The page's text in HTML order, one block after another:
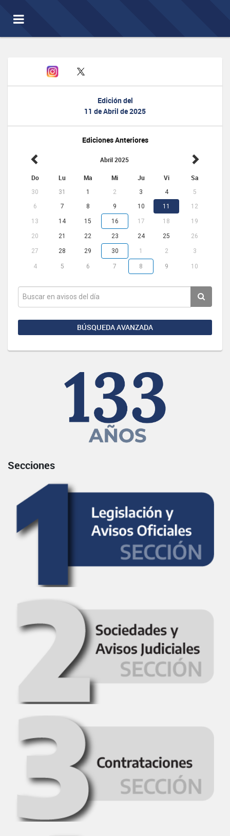
Toggle
navigation
Edición del
11 de Abril de 2025
Ediciones Anteriores
Abril 2025
Do Lu Ma Mi Ju Vi Sa
30 31 1 2 3 4
5
6
7 8 9 10 11 12
13 14 15 16 17 18 19
20 21 22 23 24 25 26
27 28 29 30 1 2 3
4 5 6 7 8 9 10
BÚSQUEDA AVANZADA
Secciones